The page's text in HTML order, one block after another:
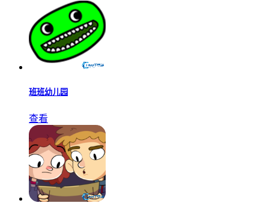
班班幼儿园
查看